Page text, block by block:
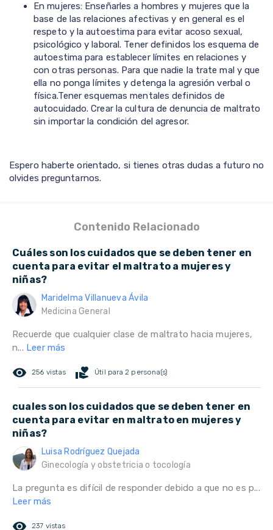
En mujeres: Enseñarles a hombres y mujeres que la
base de las relaciones afectivas y en general es el
respeto y la autoestima para evitar acoso sexual,
psicológico y laboral. Tener definidos los esquema de
autoestima para establecer límites en relaciones y
con otras personas. Para que nadie la trate mal y que
ella no ponga límites y detenga la agresión verbal o
física.Tener esquemas mentales definidos de
autocuidado. Crear la cultura de denuncia de maltrato
sin importar la condición del agresor.
Espero haberte orientado, si tienes otras dudas a futuro no
olvides preguntarnos.
Contenido Relacionado
Cuáles son los cuidados que se deben tener en
cuenta para evitar el maltrato a mujeres y
niñas?
Maridelma Villanueva Ávila
Medicina General
Recuerde que cualquier clase de maltrato hacia mujeres,
n... Leer más
remove_red_eye 256 vistas volunteer_activism Útil para 2 persona(s)
cuales son los cuidados que se deben tener en
cuenta para evitar en maltrato en mujeres y
niñas?
Luisa Rodríguez Quejada
Ginecología y obstetricia o tocología
La pregunta es difícil de responder debido a que no es p...
Leer más
remove_red_eye 237 vistas